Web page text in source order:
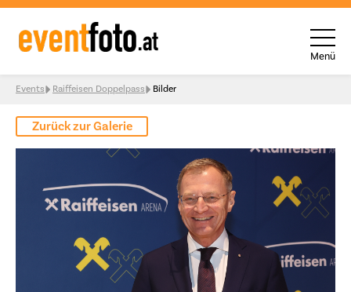
Skip to content
Menü
Events Raiffeisen Doppelpass Bilder
Zurück zur Galerie